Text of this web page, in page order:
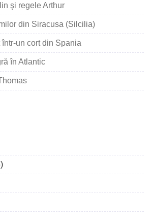
şi regele Arthur
din Siracusa (Silcilia)
într-un cort din Spania
în Atlantic